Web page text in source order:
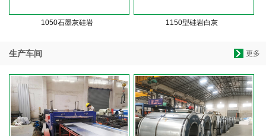
1050石墨灰硅岩 1150型硅岩白灰
更多
生产车间